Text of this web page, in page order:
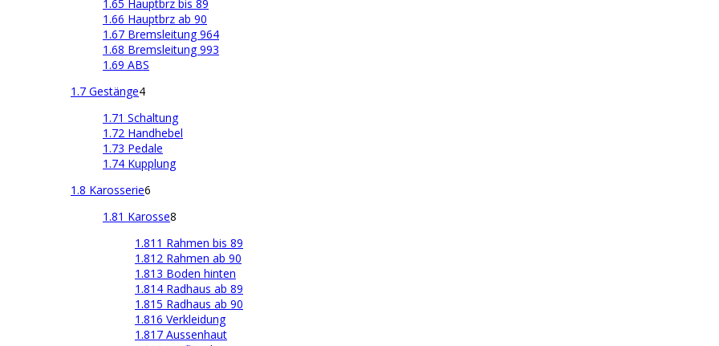
1.65 Hauptbrz bis 89
1.66 Hauptbrz ab 90
1.67 Bremsleitung 964
1.68 Bremsleitung 993
1.69 ABS
1.7 Gestänge4
1.71 Schaltung
1.72 Handhebel
1.73 Pedale
1.74 Kupplung
1.8 Karosserie6
1.81 Karosse8
1.811 Rahmen bis 89
1.812 Rahmen ab 90
1.813 Boden hinten
1.814 Radhaus ab 89
1.815 Radhaus ab 90
1.816 Verkleidung
1.817 Aussenhaut